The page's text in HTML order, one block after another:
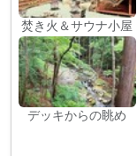
焚き火＆サウナ小屋
デッキからの眺め